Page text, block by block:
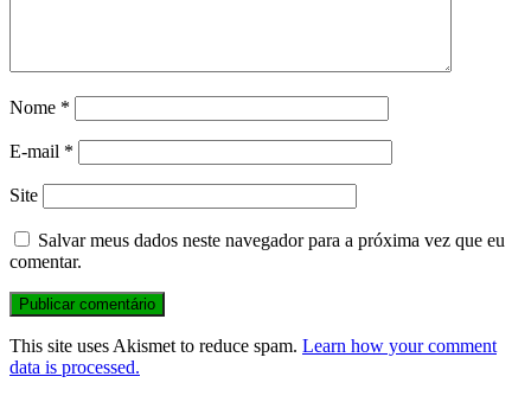
Nome *
E-mail *
Site
Salvar meus dados neste navegador para a próxima vez que eu
comentar.
This site uses Akismet to reduce spam. Learn how your comment
data is processed.